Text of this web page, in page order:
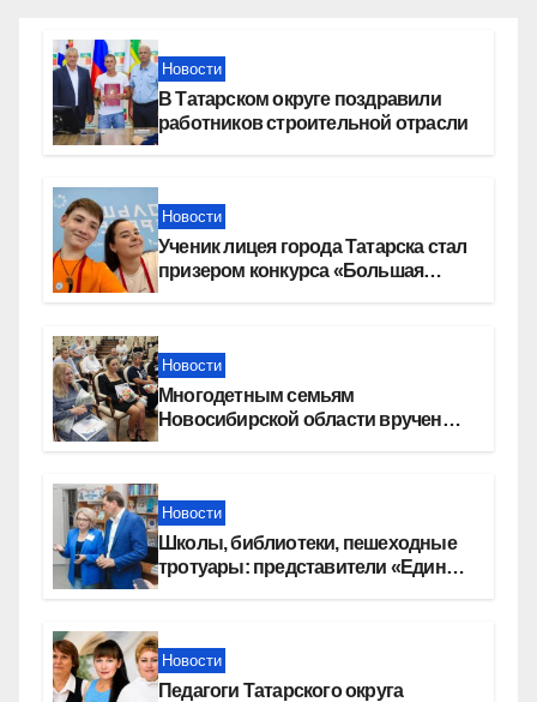
Новости
В Татарском округе поздравили
работников строительной отрасли
Новости
Ученик лицея города Татарска стал
призером конкурса «Большая
Новости
Многодетным семьям
Новосибирской области вручены
Новости
Школы, библиотеки, пешеходные
тротуары: представители «Единой
Новости
Педагоги Татарского округа